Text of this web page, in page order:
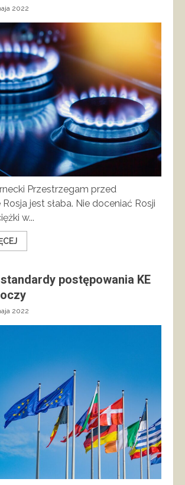
2022
Przestrzegam przed
jest słaba. Nie doceniać Rosji
w...
postępowania KE
2022